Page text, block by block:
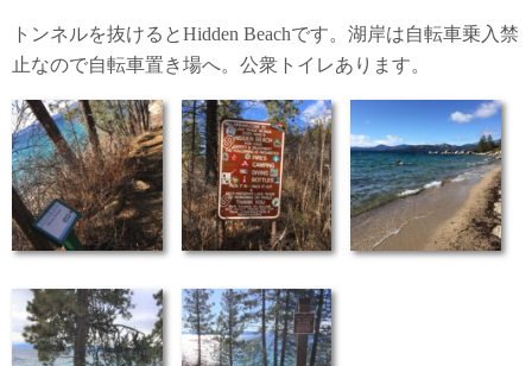
トンネルを抜けるとHidden Beachです。湖岸は自転車乗入禁
止なので自転車置き場へ。公衆トイレあります。